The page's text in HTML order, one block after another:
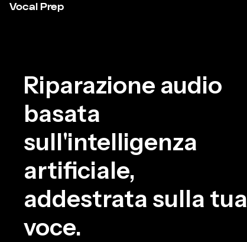
Vocal Prep
Riparazione audio
basata
sull'intelligenza
artificiale,
addestrata sulla tua
voce.